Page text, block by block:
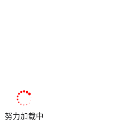
努力加载中